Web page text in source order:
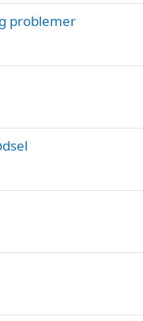
problemer